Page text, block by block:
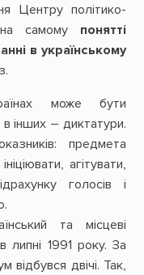
Центру політико-
самому понятті
в українському
може бути
інших – диктатури.
предмета
агітувати,
голосів і
та місцеві
1991 року. За
відбувся двічі. Так,